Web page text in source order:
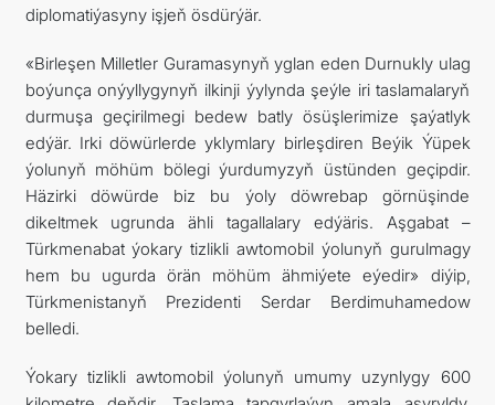
diplomatiýasyny işjeň ösdürýär.
«Birleşen Milletler Guramasynyň yglan eden Durnukly ulag
boýunça onýyllygynyň ilkinji ýylynda şeýle iri taslamalaryň
durmuşa geçirilmegi bedew batly ösüşlerimize şaýatlyk
edýär. Irki döwürlerde yklymlary birleşdiren Beýik Ýüpek
ýolunyň möhüm bölegi ýurdumyzyň üstünden geçipdir.
Häzirki döwürde biz bu ýoly döwrebap görnüşinde
dikeltmek ugrunda ähli tagallalary edýäris. Aşgabat –
Türkmenabat ýokary tizlikli awtomobil ýolunyň gurulmagy
hem bu ugurda örän möhüm ähmiýete eýedir» diýip,
Türkmenistanyň Prezidenti Serdar Berdimuhamedow
belledi.
Ýokary tizlikli awtomobil ýolunyň umumy uzynlygy 600